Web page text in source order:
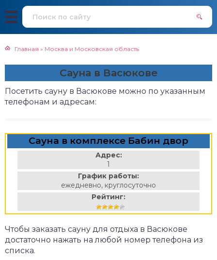
Главная » Москва и Московская область
Сауна в Васюкове
Посетить сауну в Васюкове можно по указанным
телефонам и адресам:
Сауна в комплексе Бабин двор
Адрес:
1
График работы:
ежедневно, круглосуточно
Рейтинг:
Чтобы заказать сауну для отдыха в Васюкове
достаточно нажать на любой номер телефона из
списка.